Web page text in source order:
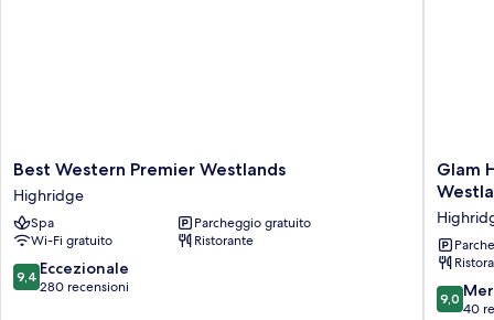
Best
Western
Premier
Westlands
Highridge
Best Western Premier Westlands
Highridge
Spa
Parcheggio gratuito
Wi-Fi gratuito
Ristorante
9.4
su
9,4 Eccezionale
280 recensioni
Glam
Hotel
Near
Mall,
Glam
9.0
su
9,0
40